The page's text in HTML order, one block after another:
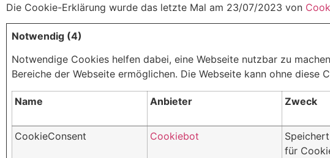
Die Cookie-Erklärung wurde das letzte Mal am 23/07/2023 von
Notwendig (4)
Notwendige Cookies helfen dabei, eine Webseite nutzbar zu
Bereiche der Webseite ermöglichen. Die Webseite kann ohne diese
Name Anbieter Zweck
CookieConsent Cookiebot
für